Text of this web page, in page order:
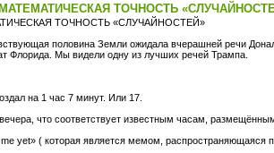
МАТЕМАТИЧЕСКАЯ ТОЧНОСТЬ
ТОЧНОСТЬ «СЛУЧАЙНОСТЕЙ»
половина Земли ожидала вчерашней речи
Флорида. Мы видели одну из лучших речей Трампа.
на 1 час 7 минут. Или 17.
что соответствует известным часам,
yet» ( которая является мемом, распространяющаяся